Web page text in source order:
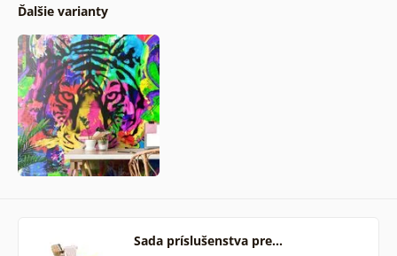
Ďalšie varianty
Sada príslušenstva pre…